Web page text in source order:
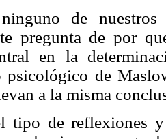
de
pregunta de por
en la
psicológico de
a la misma
tipo de reflexiones